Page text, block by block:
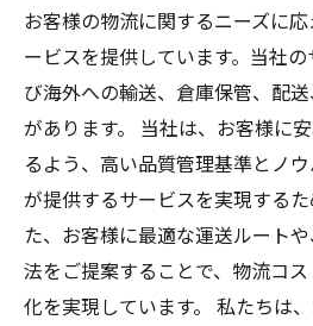
お客様の物流に関するニーズに
ービスを提供しています。当社
び海外への輸送、倉庫保管、配
があります。 当社は、お客様に
るよう、高い品質管理基準とノ
が提供するサービスを実現する
た、お客様に最適な運送ルート
法をご提案することで、物流コ
化を実現しています。 私たちは